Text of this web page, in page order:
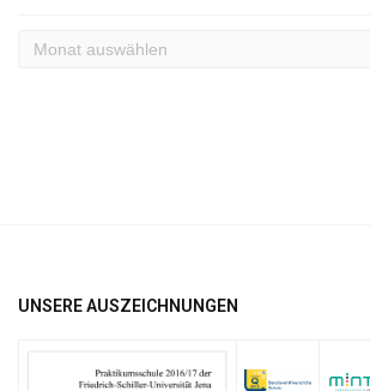
Archiv
UNSERE AUSZEICHNUNGEN